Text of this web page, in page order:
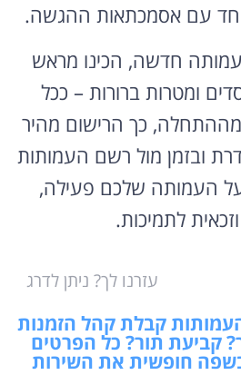
עם אסמכתאות ההגשה.
חדשה, הכינו מראש
ומטרות ברורות – ככל
כך הרישום מהיר
ובזמן מול רשם העמותות
העמותה שלכם פעילה,
לתמיכות.
עזרנו לך? ניתן לדרג
קבלת קהל הזמנות
קביעת תור? כל הפרטים
חופשית את השירות